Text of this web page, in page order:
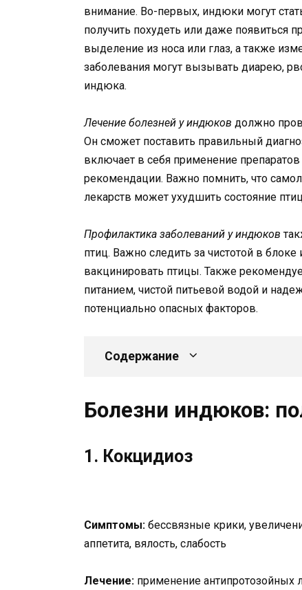
внимание. Во-первых, индюки могут
получить похудеть или даже появиться
выделение из носа или глаз, а также
заболевания могут вызывать диарею,
индюка.
Лечение болезней у индюков должно
Он сможет поставить правильный
включает в себя применение
рекомендации. Важно помнить, что
лекарств может ухудшить состояние
Профилактика заболеваний у индюков
птиц. Важно следить за чистотой в
вакцинировать птицы. Также
питанием, чистой питьевой водой и
потенциально опасных факторов.
Содержание
Болезни индюков:
1. Кокцидиоз
Симптомы: бессвязные крики,
аппетита, вялость, слабость
Лечение: применение антипротозойных